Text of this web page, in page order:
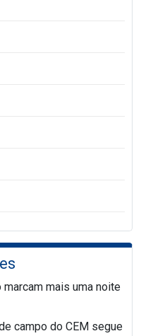
mais uma noite
campo do CEM segue